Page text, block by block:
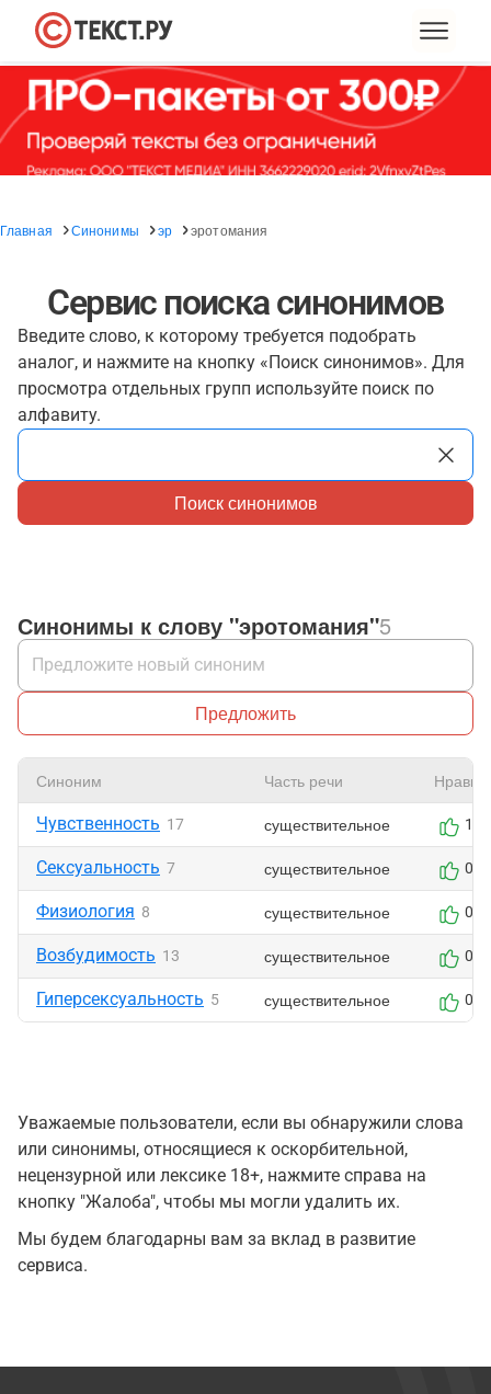
Главная Синонимы эр эротомания
Сервис поиска синонимов
Введите слово, к которому требуется подобрать
аналог, и нажмите на кнопку «Поиск синонимов». Для
просмотра отдельных групп используйте поиск по
алфавиту.
Поиск синонимов
Синонимы к слову "эротомания"5
Предложить
Синоним Часть речи
Чувственность 17 существительное 1
Сексуальность 7 существительное 0
Физиология 8 существительное 0
Возбудимость 13 существительное 0
Гиперсексуальность 5 существительное 0
Уважаемые пользователи, если вы обнаружили слова
или синонимы, относящиеся к оскорбительной,
нецензурной или лексике 18+, нажмите справа на
кнопку "Жалоба", чтобы мы могли удалить их.
Мы будем благодарны вам за вклад в развитие
сервиса.